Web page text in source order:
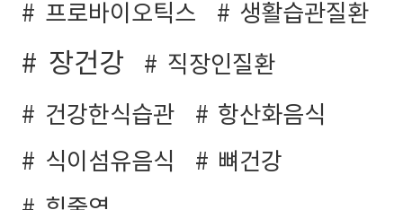
프로바이오틱스
생활습관질환
장건강
직장인질환
건강한식습관
항산화음식
식이섬유음식
뼈건강